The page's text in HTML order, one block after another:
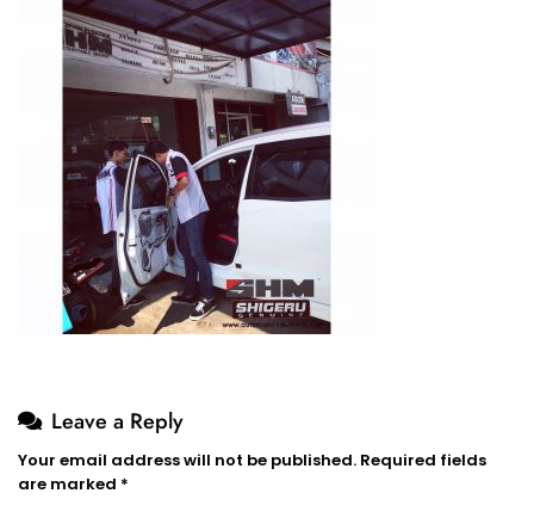
Leave a Reply
Your email address will not be published. Required fields
are marked *